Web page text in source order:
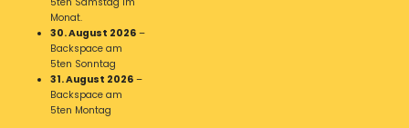
Monat.
30. August 2026 –
Backspace am
5ten Sonntag
31. August 2026 –
Backspace am
5ten Montag